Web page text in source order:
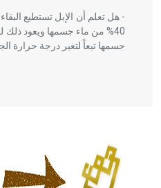
- هل تعلم أن الإبل تستطيع
40% من ماء جسمها ويعود ذلك
جسمها تبعاً لتغير درجة حرارة
الحكم، الأدلة، تنظيم
له الفضل بأنه حرر الطب من